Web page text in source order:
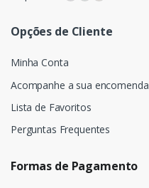
Opções de Cliente
Minha Conta
Acompanhe a sua encomenda
Lista de Favoritos
Perguntas Frequentes
Formas de Pagamento